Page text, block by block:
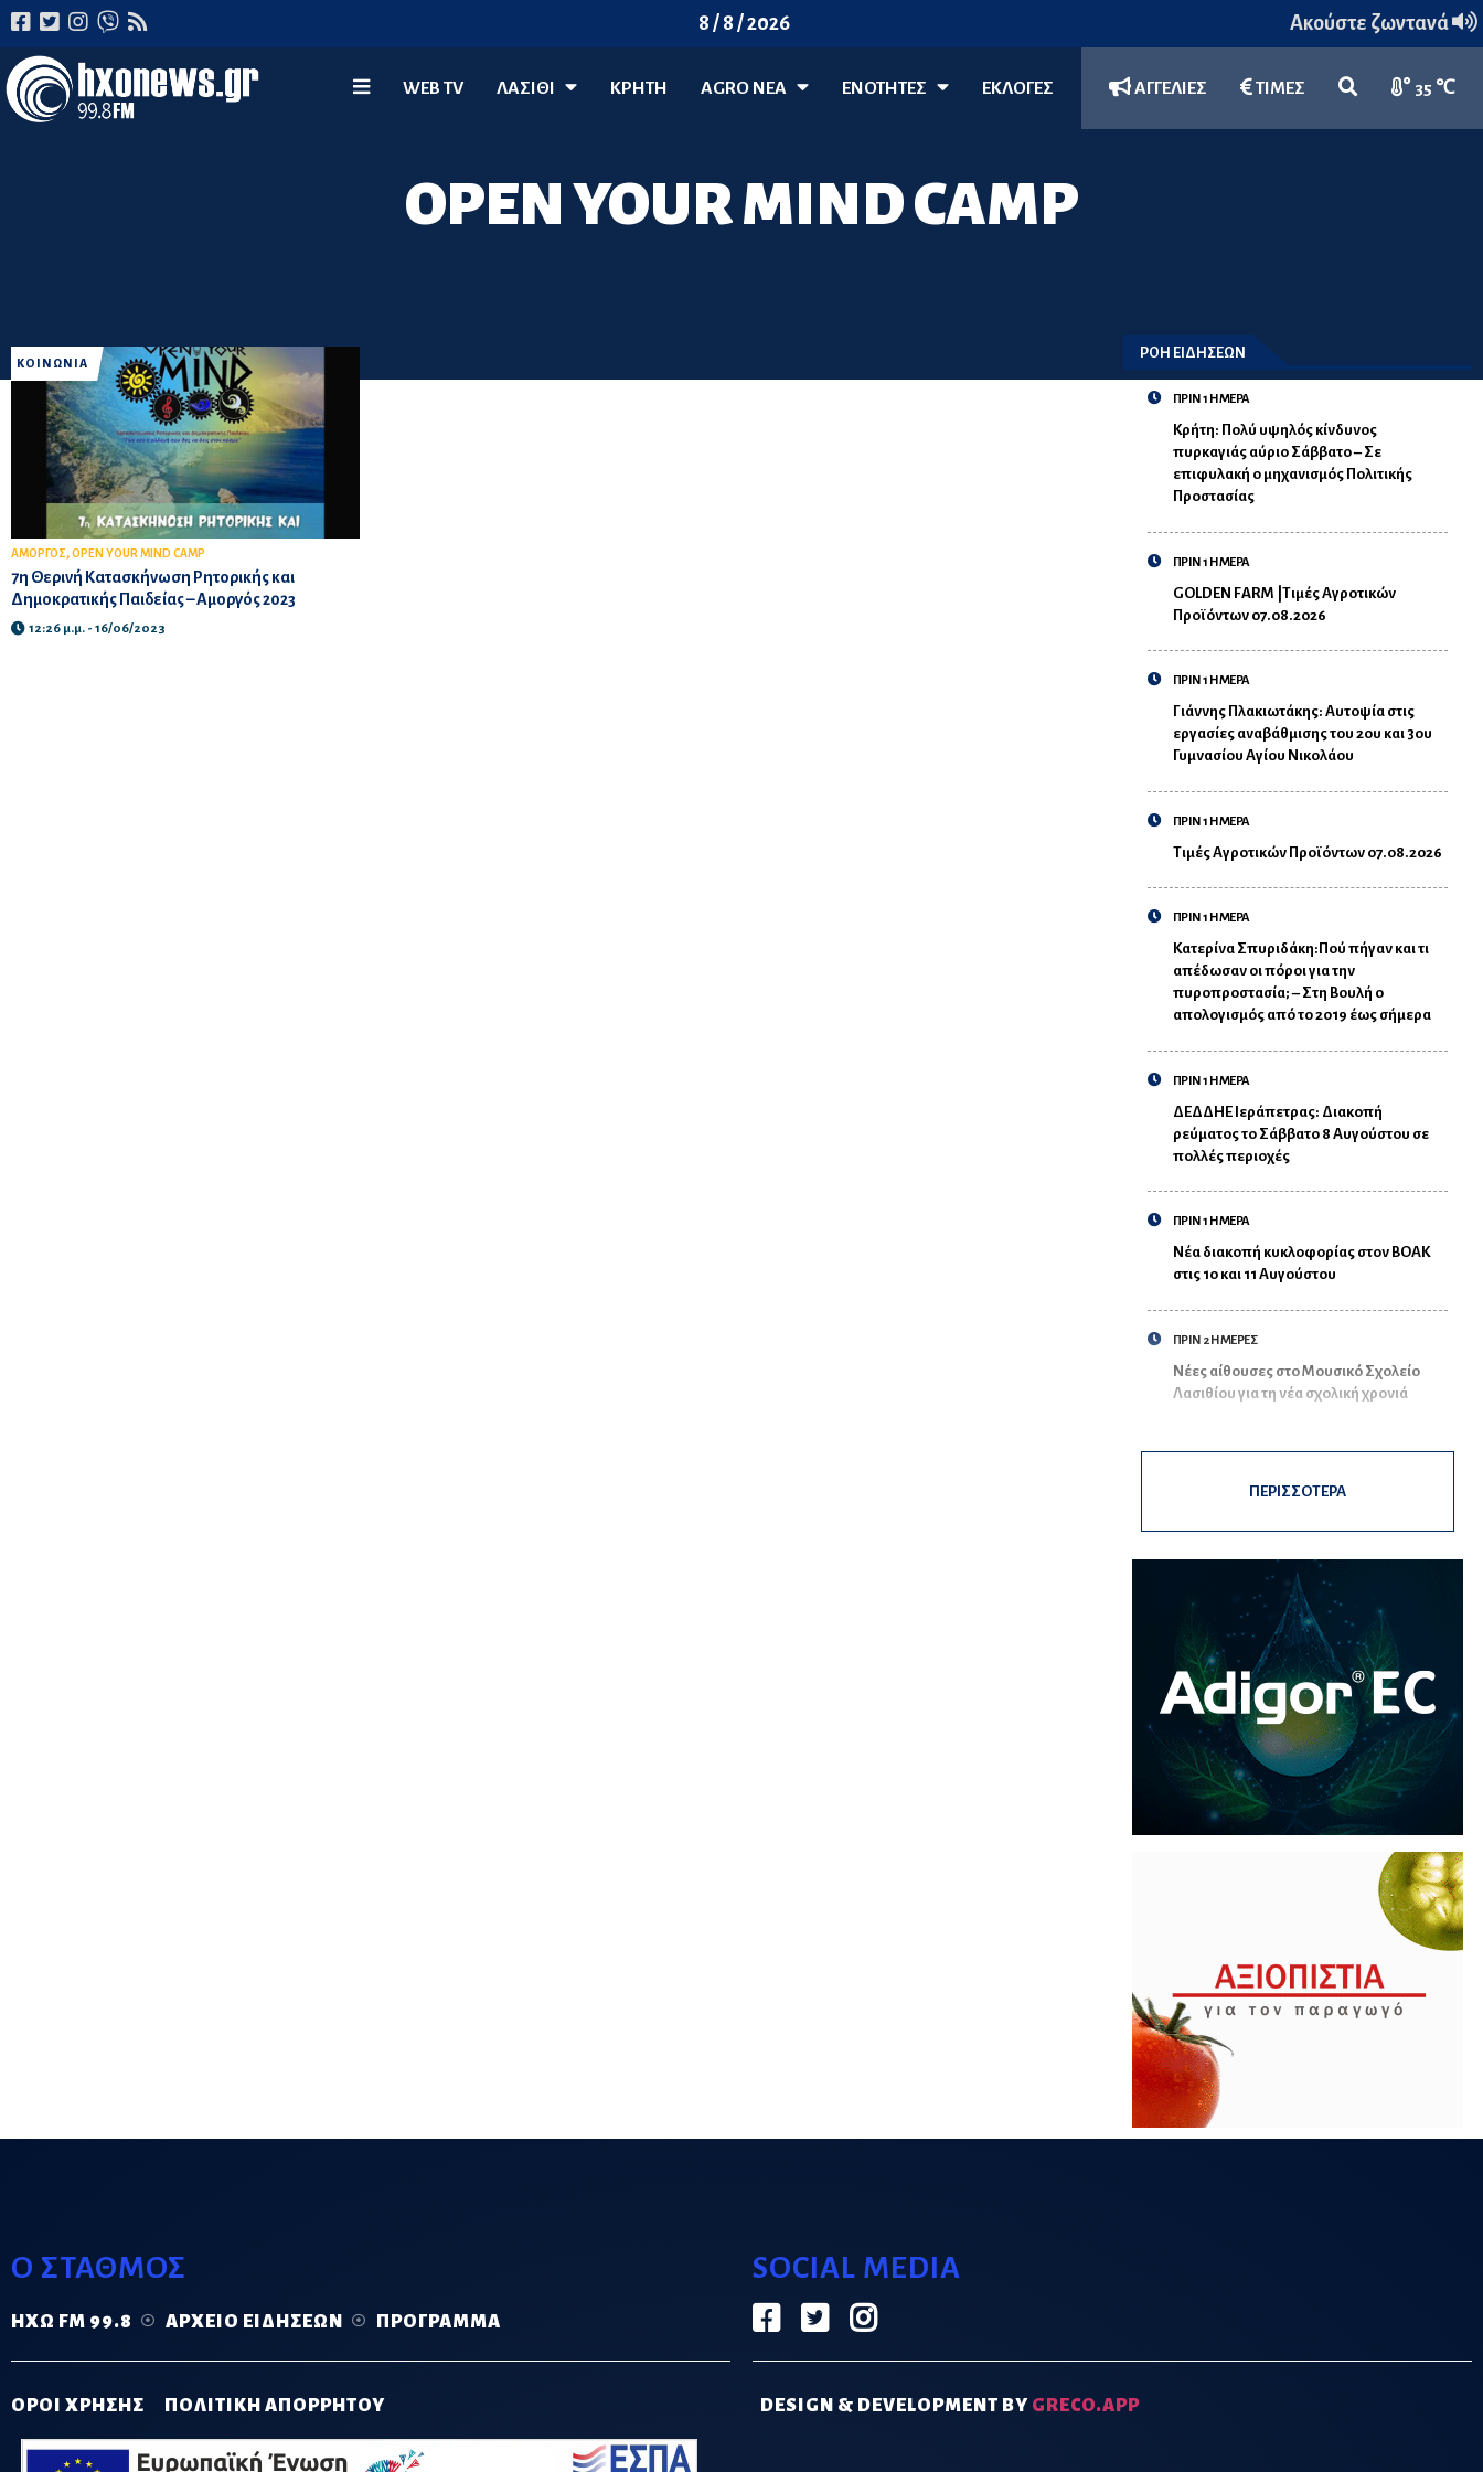
8 / 8 / 2026 Ακούστε ζωντανά
WEB TV ΛΑΣΊΘΙ ΚΡΗΤΗ AGRO ΝΈΑ ΕΝΟΤΗΤΕΣ ΕΚΛΟΓΕΣ ΑΓΓΕΛΙΕΣ ΤΙΜΕΣ 35 ℃
OPEN YOUR MIND CAMP
ΚΟΙΝΩΝΙΑ
ΑΜΟΡΓΟΣ,OPEN YOUR MIND CAMP
7η Θερινή Κατασκήνωση Ρητορικής και
Δημοκρατικής Παιδείας – Αμοργός 2023
12:26 μ.μ. - 16/06/2023
ΡΟΗ ΕΙΔΗΣΕΩΝ
ΠΡΙΝ 1 ΗΜΕΡΑ
Κρήτη: Πολύ υψηλός κίνδυνος
πυρκαγιάς αύριο Σάββατο – Σε
επιφυλακή ο μηχανισμός Πολιτικής
Προστασίας
ΠΡΙΝ 1 ΗΜΕΡΑ
GOLDEN FARM |Τιμές Αγροτικών
Προϊόντων 07.08.2026
ΠΡΙΝ 1 ΗΜΕΡΑ
Γιάννης Πλακιωτάκης: Αυτοψία στις
εργασίες αναβάθμισης του 2ου και 3ου
Γυμνασίου Αγίου Νικολάου
ΠΡΙΝ 1 ΗΜΕΡΑ
Τιμές Αγροτικών Προϊόντων 07.08.2026
ΠΡΙΝ 1 ΗΜΕΡΑ
Κατερίνα Σπυριδάκη:Πού πήγαν και τι
απέδωσαν οι πόροι για την
πυροπροστασία; – Στη Βουλή ο
απολογισμός από το 2019 έως σήμερα
ΠΡΙΝ 1 ΗΜΕΡΑ
ΔΕΔΔΗΕ Ιεράπετρας: Διακοπή
ρεύματος το Σάββατο 8 Αυγούστου σε
πολλές περιοχές
ΠΡΙΝ 1 ΗΜΕΡΑ
Νέα διακοπή κυκλοφορίας στον ΒΟΑΚ
στις 10 και 11 Αυγούστου
ΠΡΙΝ 2 ΗΜΕΡΕΣ
Νέες αίθουσες στο Μουσικό Σχολείο
Λασιθίου για τη νέα σχολική χρονιά
ΠΕΡΙΣΣΟΤΕΡΑ
Ο ΣΤΑΘΜΟΣ
ΗΧΏ FM 99.8 ΑΡΧΕΊΟ ΕΙΔΉΣΕΩΝ ΠΡΌΓΡΑΜΜΑ
SOCIAL MEDIA
ΟΡΟΙ ΧΡΗΣΗΣ ΠΟΛΙΤΙΚΗ ΑΠΟΡΡΗΤΟΥ DESIGN & DEVELOPMENT BY GRECO.APP